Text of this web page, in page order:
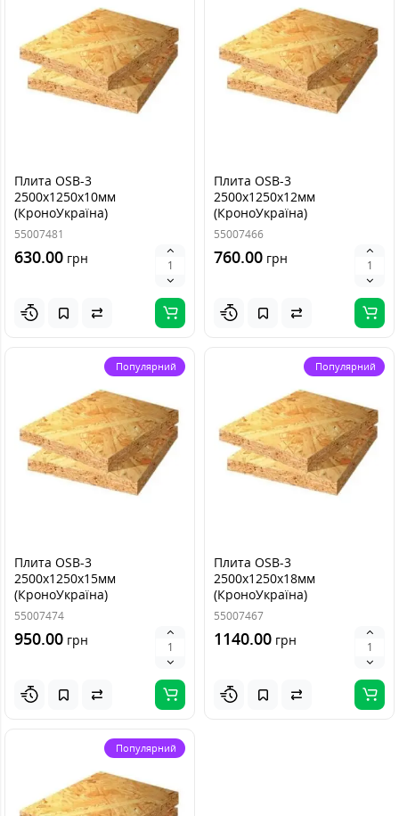
Плита OSB-3
2500х1250х10мм
(КроноУкраїна)
55007481
630.00 грн
Плита OSB-3
2500х1250х12мм
(КроноУкраїна)
55007466
760.00 грн
Популярний
Плита OSB-3
2500х1250х15мм
(КроноУкраїна)
55007474
950.00 грн
Популярний
Плита OSB-3
2500х1250х18мм
(КроноУкраїна)
55007467
1140.00 грн
Популярний